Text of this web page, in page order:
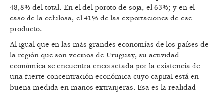
48,8% del total. En el del poroto de soja, el 63%; y en el
caso de la celulosa, el 41% de las exportaciones de ese
producto.
Al igual que en las más grandes economías de los países de
la región que son vecinos de Uruguay, su actividad
económica se encuentra encorsetada por la existencia de
una fuerte concentración económica cuyo capital está en
buena medida en manos extranjeras. Esa es la realidad